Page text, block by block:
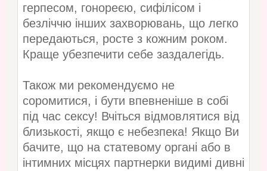
герпесом, гонореєю, сифілісом і
безліччю інших захворювань, що легко
передаються, росте з кожним роком.
Краще убезпечити себе заздалегідь.
Також ми рекомендуємо не
соромитися, і бути впевненіше в собі
під час сексу! Вчіться відмовлятися від
близькості, якщо є небезпека! Якщо Ви
бачите, що на статевому органі або в
інтимних місцях партнерки видимі дивні